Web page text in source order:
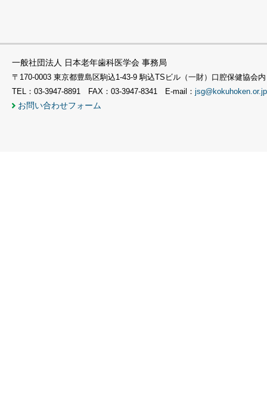
一般社団法人 日本老年歯科医学会 事務局
〒170-0003 東京都豊島区駒込1-43-9 駒込TSビル（一財）口腔保健協会内
TEL：03-3947-8891 FAX：03-3947-8341 E-mail： jsg@kokuhoken.or.jp
お問い合わせフォーム